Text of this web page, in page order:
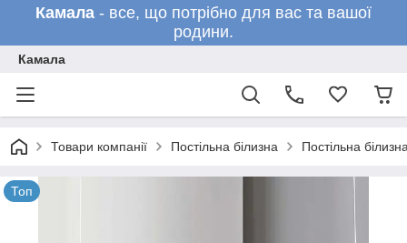
Камала - все, що потрібно для вас та вашої
родини.
Камала
Товари компанії Постільна білизна Постільна
Топ